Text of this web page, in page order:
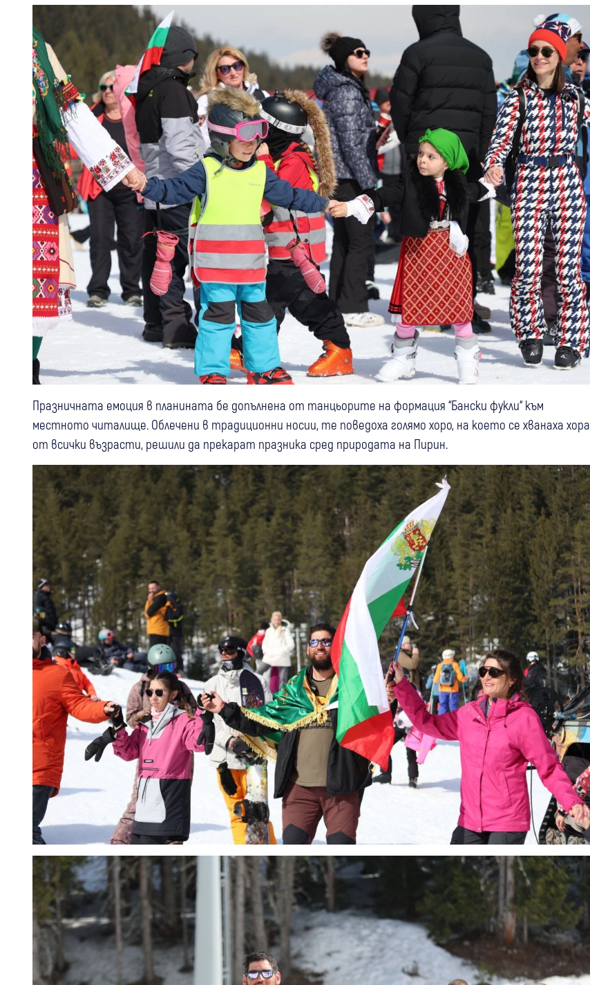
Празничната емоция в планината бе допълнена от танцьорите на формация “Бански фукли“ към
местното читалище. Облечени в традиционни носии, те поведоха голямо хоро, на което се хванаха хора
от всички възрасти, решили да прекарат празника сред природата на Пирин.